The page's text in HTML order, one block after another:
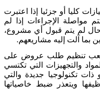
كليا أو جزئيا إذا اعتبرت
مواصلة الإجراءات إذا لم
لم يتم قبول أي مشروع،
بما آلت إليه مشاريعهم.
تنظيم طلب عروض على
والتجهيزات التي تكتسي
تكنولوجيا جديدة والتي
ويتعذر ضبط خاصياتها